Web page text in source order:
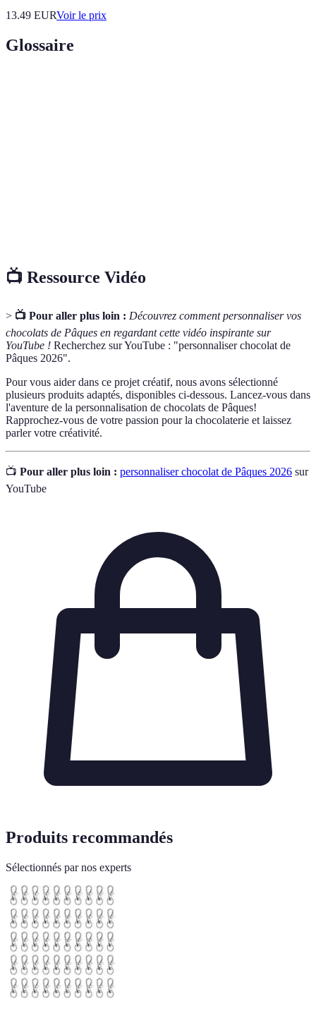
13.49 EURVoir le prix
Glossaire
📺 Ressource Vidéo
> 📺 Pour aller plus loin : Découvrez comment personnaliser vos
chocolats de Pâques en regardant cette vidéo inspirante sur
YouTube ! Recherchez sur YouTube : "personnaliser chocolat de
Pâques 2026".
Pour vous aider dans ce projet créatif, nous avons sélectionné
plusieurs produits adaptés, disponibles ci-dessous. Lancez-vous dans
l'aventure de la personnalisation de chocolats de Pâques!
Rapprochez-vous de votre passion pour la chocolaterie et laissez
parler votre créativité.
📺 Pour aller plus loin : personnaliser chocolat de Pâques 2026 sur
YouTube
Produits recommandés
Sélectionnés par nos experts